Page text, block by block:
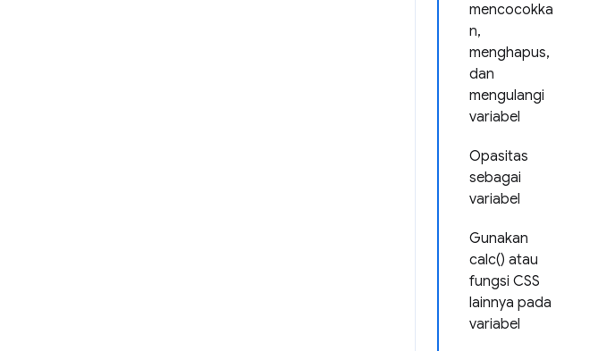
mencocokka
n,
menghapus,
dan
mengulangi
variabel
Opasitas
sebagai
variabel
Gunakan
calc() atau
fungsi CSS
lainnya pada
variabel